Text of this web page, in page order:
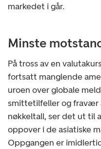
markedet i går.
Minste
På tross av en
fortsatt manglende
uroen over globale
smittetilfeller og fravær
nøkkeltall, ser det ut til
oppover i de asiatiske
Oppgangen er